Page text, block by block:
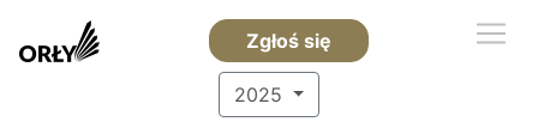
Zgłoś się
2025